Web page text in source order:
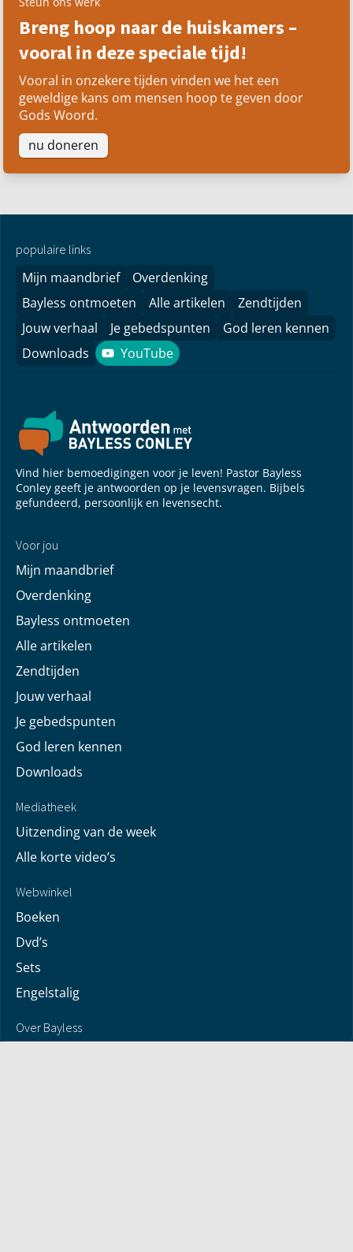
Breng hoop naar de huiskamers –
vooral in deze speciale tijd!
Vooral in onzekere tijden vinden we het een
geweldige kans om mensen hoop te geven door
Gods Woord.
nu doneren
populaire links
Mijn maandbrief
Overdenking
Bayless ontmoeten
Alle artikelen
Zendtijden
Jouw verhaal
Je gebedspunten
God leren kennen
Downloads
YouTube
YouTube
Vind hier bemoedigingen voor je leven! Pastor Bayless
Conley geeft je antwoorden op je levensvragen. Bijbels
gefundeerd, persoonlijk en levensecht.
Voor jou
Mijn maandbrief
Overdenking
Bayless ontmoeten
Alle artikelen
Zendtijden
Jouw verhaal
Je gebedspunten
God leren kennen
Downloads
Mediatheek
Uitzending van de week
Alle korte video’s
Webwinkel
Boeken
Dvd’s
Sets
Engelstalig
Over Bayless